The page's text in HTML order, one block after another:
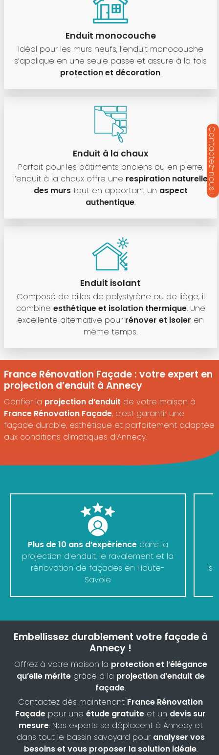
Enduit monocouche
Idéal pour les murs neufs, l’enduit monocouche
s’applique en une seule passe et assure à la fois
protection et décoration.
Enduit à la chaux
Parfait pour les bâtiments anciens ou en pierre,
l’enduit à la chaux offre une respiration naturelle
des murstout en apportant un aspect
authentique.
Enduit isolant
Composé de billes de polystyrène ou de liège, il
combine esthétique et isolation thermique. Une
excellente alternative pour rénover et isoler en
même temps.
France Rénovation Façade : votre expert en
projection d’enduit à Annecy
Confier la projection d’enduit de votre maison à
France Rénovation Façade, c’est garantir une
façade durable, esthétique et parfaitement adaptée
aux conditions climatiques d’Annecy.
Plus de 10 ans d’expériencedans la
projection d’enduit, le ravalement et la
rénovation de façades en Haute-
Savoie
Embellissez durablement votre façade à
Annecy !
Offrez à votre maison la protection et l’élégance
qu’elle méritegrâce à la projection d’enduit de
façade.
Contactez dès maintenant France Rénovation
Façade pour une étude gratuite et un devis sur
mesure. Nos experts se déplacent à Annecy et
dans tout le bassin savoyard pour analyser vos
besoins et vous proposer la solution idéale.